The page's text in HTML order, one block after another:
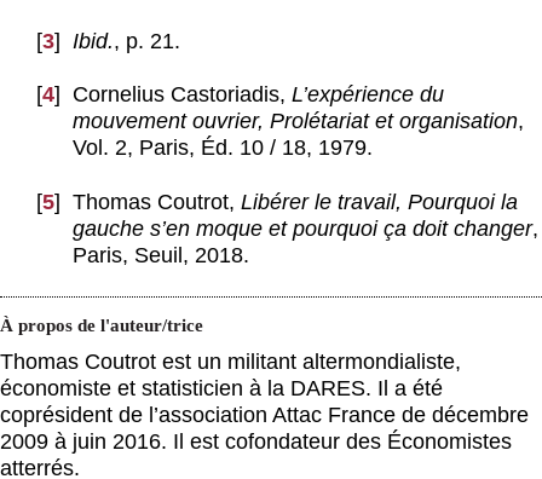
[3] Ibid., p. 21.
[4] Cornelius Castoriadis, L’expérience du
mouvement ouvrier, Prolétariat et organisation,
Vol. 2, Paris, Éd. 10 / 18, 1979.
[5] Thomas Coutrot, Libérer le travail, Pourquoi la
gauche s’en moque et pourquoi ça doit changer,
Paris, Seuil, 2018.
À propos de l'auteur/trice
Thomas Coutrot est un militant altermondialiste,
économiste et statisticien à la DARES. Il a été
coprésident de l’association Attac France de décembre
2009 à juin 2016. Il est cofondateur des Économistes
atterrés.